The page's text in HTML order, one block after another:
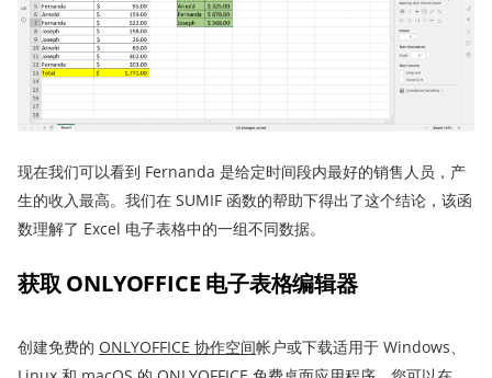
现在我们可以看到 Fernanda 是给定时间段内最好的销售人员，产
生的收入最高。我们在 SUMIF 函数的帮助下得出了这个结论，该函
数理解了 Excel 电子表格中的一组不同数据。
获取 ONLYOFFICE 电子表格编辑器
创建免费的 ONLYOFFICE 协作空间帐户或下载适用于 Windows、